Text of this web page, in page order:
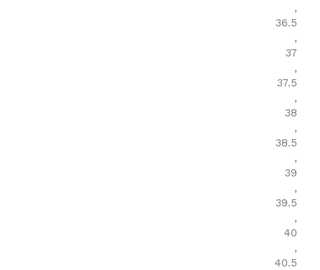
,
36.5
,
37
,
37.5
,
38
,
38.5
,
39
,
39.5
,
40
,
40.5